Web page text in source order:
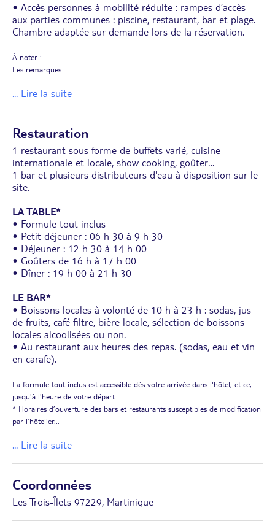
• Accès personnes à mobilité réduite : rampes d’accès
aux parties communes : piscine, restaurant, bar et plage.
Chambre adaptée sur demande lors de la réservation.
À noter :
Les remarques
... Lire la suite
Restauration
1 restaurant sous forme de buffets varié, cuisine
internationale et locale, show cooking, goûter…
1 bar et plusieurs distributeurs d'eau à disposition sur le
site.
LA TABLE*
• Formule tout inclus
• Petit déjeuner : 06 h 30 à 9 h 30
• Déjeuner : 12 h 30 à 14 h 00
• Goûters de 16 h à 17 h 00
• Dîner : 19 h 00 à 21 h 30
LE BAR*
• Boissons locales à volonté de 10 h à 23 h : sodas, jus
de fruits, café filtre, bière locale, sélection de boissons
locales alcoolisées ou non.
• Au restaurant aux heures des repas. (sodas, eau et vin
en carafe).
La formule tout inclus est accessible dès votre arrivée dans l'hôtel, et ce,
jusqu'à l'heure de votre départ.
* Horaires d’ouverture des bars et restaurants susceptibles de modification
par l’hôtelier...
... Lire la suite
Coordonnées
Les Trois-Îlets 97229, Martinique